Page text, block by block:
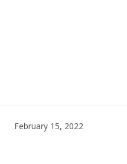
February 15, 2022